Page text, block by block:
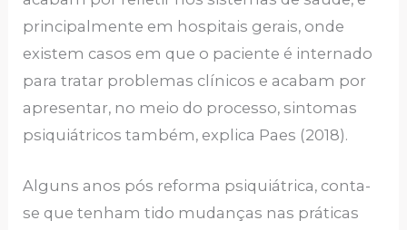
principalmente em hospitais gerais, onde
existem casos em que o paciente é internado
para tratar problemas clínicos e acabam por
apresentar, no meio do processo, sintomas
psiquiátricos também, explica Paes (2018).
Alguns anos pós reforma psiquiátrica, conta-
se que tenham tido mudanças nas práticas